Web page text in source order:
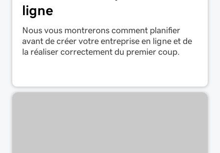
ligne
Nous vous montrerons comment planifier
avant de créer votre entreprise en ligne et de
la réaliser correctement du premier coup.